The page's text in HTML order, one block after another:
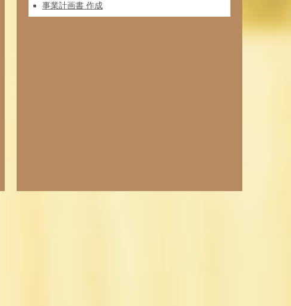
事業計画書 作成